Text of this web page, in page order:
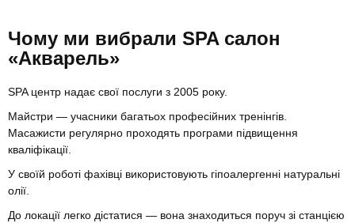
Чому ми вибрали SPA салон
«Акварель»
SPA центр надає свої послуги з 2005 року.
Майстри — учасники багатьох професійних тренінгів.
Масажисти регулярно проходять програми підвищення
кваліфікації.
У своїй роботі фахівці використовують гіпоалергенні натуральні
олії.
До локації легко дістатися — вона знаходиться поруч зі станцією